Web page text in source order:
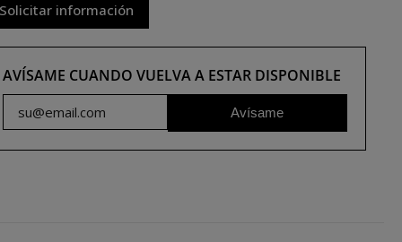
información
AVÍSAME CUANDO VUELVA A ESTAR DISPONIBLE
Avísame